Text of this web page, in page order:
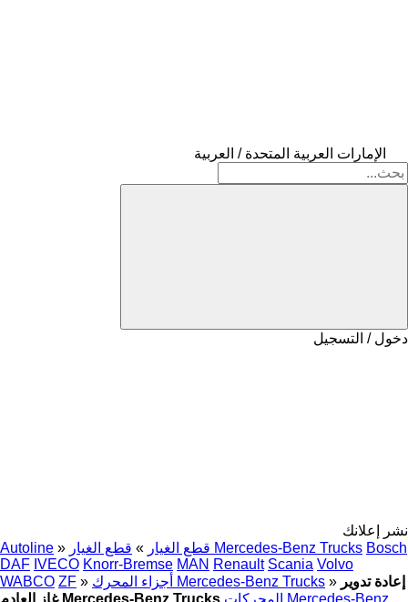
الإمارات العربية المتحدة / العربية
دخول / التسجيل
نشر إعلانك
Autoline » قطع الغيار » قطع الغيار Mercedes-Benz Trucks Bosch
DAF IVECO Knorr-Bremse MAN Renault Scania Volvo
WABCO ZF » أجزاء المحرك Mercedes-Benz Trucks » إعادة تدوير
غاز العادم Mercedes-Benz Trucks المحركات Mercedes-Benz